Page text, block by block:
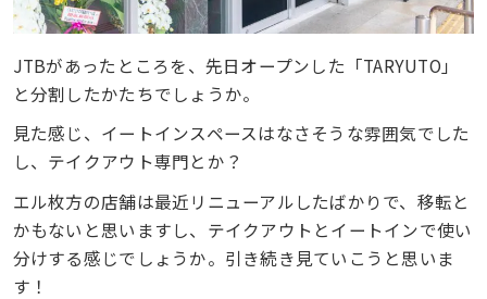
JTBがあったところを、先日オープンした「TARYUTO」
と分割したかたちでしょうか。
見た感じ、イートインスペースはなさそうな雰囲気でした
し、テイクアウト専門とか？
エル枚方の店舗は最近リニューアルしたばかりで、移転と
かもないと思いますし、テイクアウトとイートインで使い
分けする感じでしょうか。引き続き見ていこうと思いま
す！